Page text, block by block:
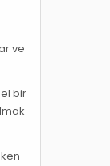
ve
bir